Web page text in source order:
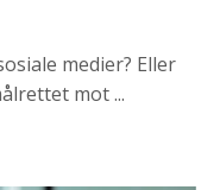
medier? Eller
mot ...